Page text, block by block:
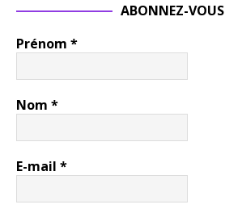
ABONNEZ-VOUS
Prénom *
Nom *
E-mail *